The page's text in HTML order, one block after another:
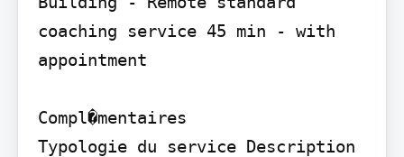
coaching service 45 min - with
appointment
Compl�mentaires
Typologie du service Description